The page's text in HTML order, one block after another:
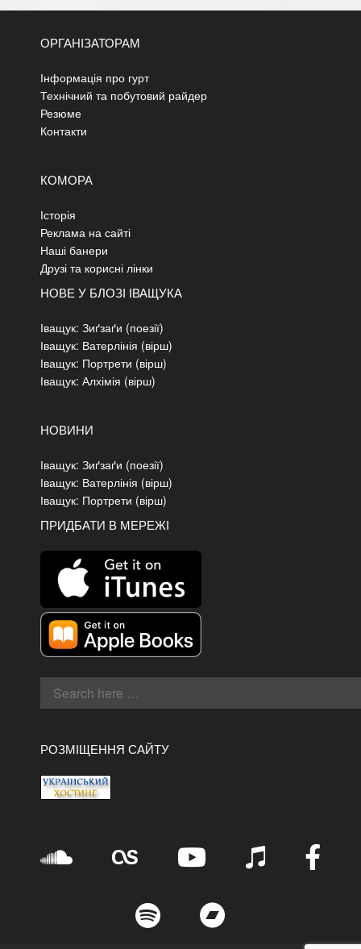
ОРГАНІЗАТОРАМ
Інформація про гурт
Технічний та побутовий райдер
Резюме
Контакти
КОМОРА
Історія
Реклама на сайті
Наші банери
Друзі та корисні лінки
НОВЕ У БЛОЗІ ІВАЩУКА
Іващук: Зиґзаґи (поезії)
Іващук: Ватерлінія (вірш)
Іващук: Портрети (вірш)
Іващук: Алхімія (вірш)
НОВИНИ
Іващук: Зиґзаґи (поезії)
Іващук: Ватерлінія (вірш)
Іващук: Портрети (вірш)
ПРИДБАТИ В МЕРЕЖІ
РОЗМІЩЕННЯ САЙТУ